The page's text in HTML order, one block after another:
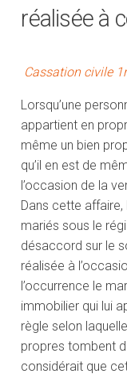
réalisée à
Cassation civile
Lorsqu’une
appartient en
même un bien
qu’il en est de
l’occasion de la
Dans cette
mariés sous le
désaccord sur le
réalisée à
l’occurrence le
immobilier qui lui
règle selon
propres tombent
considérait que